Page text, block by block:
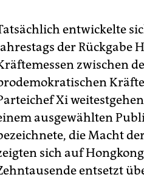
entwickelte
der Rückgabe
zwischen
Xi
ausgewählten
die Macht
sich auf
entsetzt